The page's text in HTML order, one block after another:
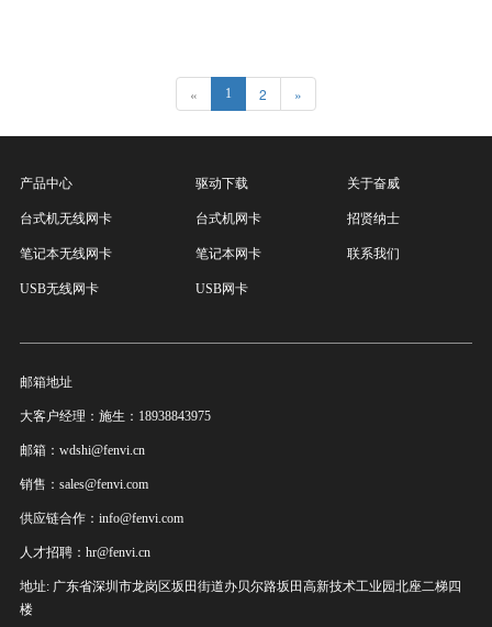
« 1 2 »
产品中心
台式机无线网卡
笔记本无线网卡
USB无线网卡
驱动下载
台式机网卡
笔记本网卡
USB网卡
关于奋威
招贤纳士
联系我们
邮箱地址
大客户经理：施生：18938843975
邮箱：wdshi@fenvi.cn
销售：sales@fenvi.com
供应链合作：info@fenvi.com
人才招聘：hr@fenvi.cn
地址: 广东省深圳市龙岗区坂田街道办贝尔路坂田高新技术工业园北座二梯四
楼